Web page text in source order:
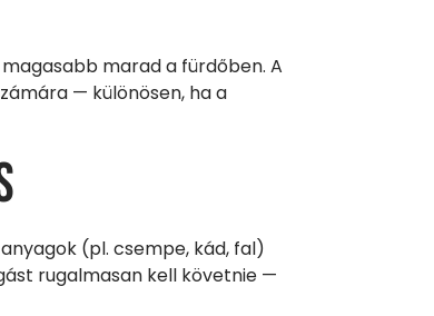
marad a fürdőben. A
— különösen, ha a
(pl. csempe, kád, fal)
rugalmasan kell követnie —